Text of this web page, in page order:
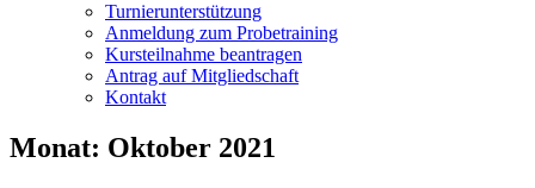
Turnierunterstützung
Anmeldung zum Probetraining
Kursteilnahme beantragen
Antrag auf Mitgliedschaft
Kontakt
Monat: Oktober 2021